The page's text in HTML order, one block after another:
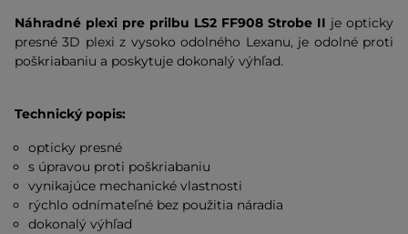
Náhradné plexi pre prilbu LS2 FF908 Strobe II je opticky
presné 3D plexi z vysoko odolného Lexanu, je odolné proti
poškriabaniu a poskytuje dokonalý výhľad.
Technický popis:
opticky presné
s úpravou proti poškriabaniu
vynikajúce mechanické vlastnosti
rýchlo odnímateľné bez použitia náradia
dokonalý výhľad